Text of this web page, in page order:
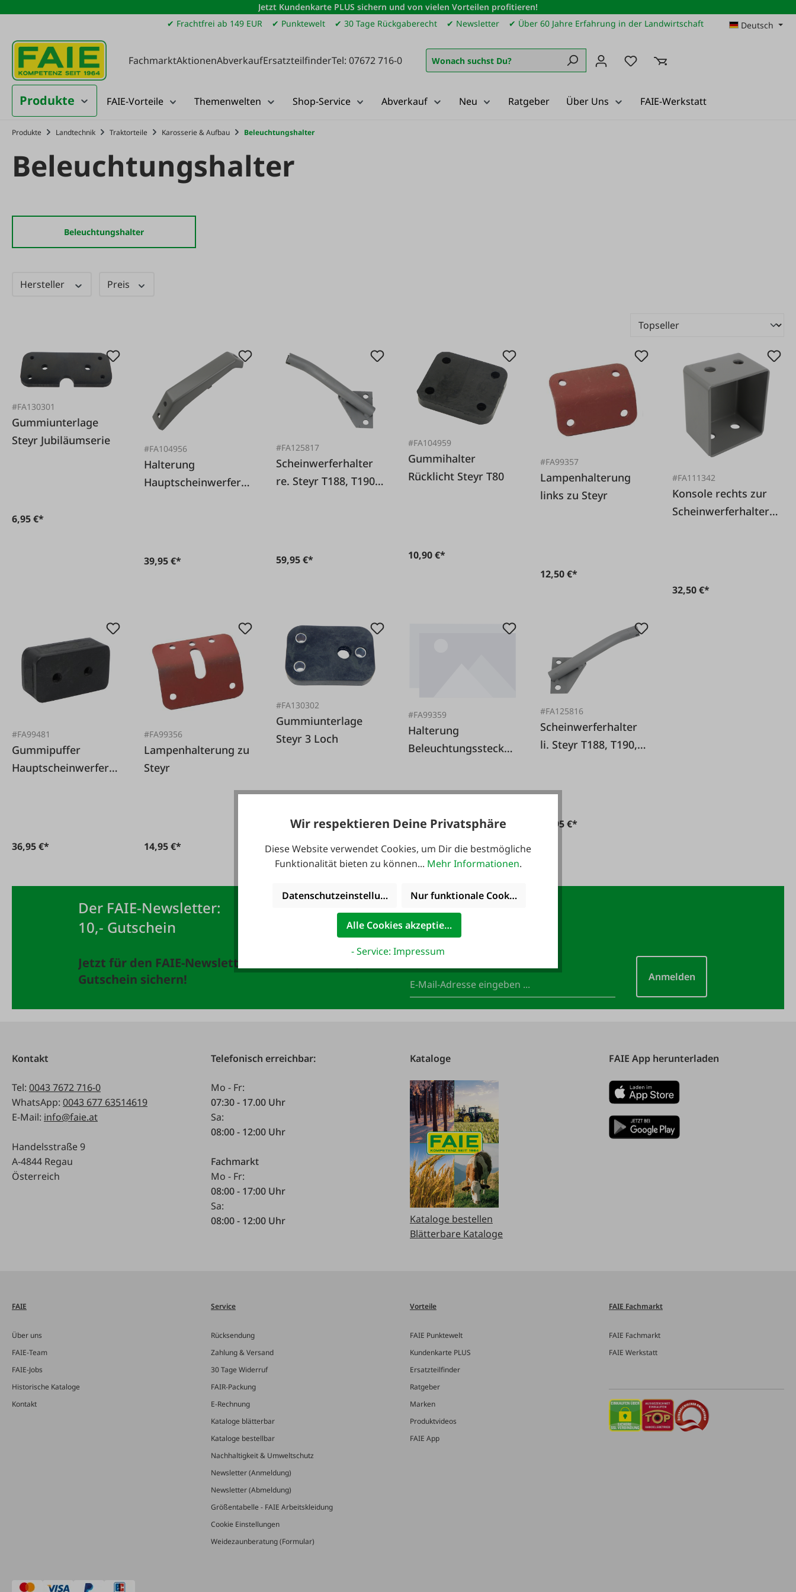
Hauptinhalt springen
Zur Suche springen
Zur Hauptnavigation springen
Jetzt Kundenkarte PLUS sichern und von vielen Vorteilen profitieren!
✔ Frachtfrei ab 149 EUR
✔ Punktewelt ✔ 30 Tage Rückgaberecht ✔ Newsletter ✔ Über 60 Jahre Erfahrung in der Landwirtschaft Deutsch
FachmarktAktionenAbverkaufErsatzteilfinderTel: 07672 716-0 Du hast 0 Produkte auf dem
Produkte FAIE-Vorteile Themenwelten Shop-Service Abverkauf Neu Ratgeber Über Uns FAIE-Werkstatt
Produkte Landtechnik Traktorteile Karosserie & Aufbau Beleuchtungshalter
Beleuchtungshalter
Beleuchtungshalter
Hersteller Preis
#FA130301
Gummiunterlage
Steyr Jubiläumserie
6,95 €*
#FA104956
Halterung
Hauptscheinwerfer
39,95 €*
#FA125817
Scheinwerferhalter
re. Steyr T188, T190,
59,95 €*
#FA104959
Gummihalter
Rücklicht Steyr T80
10,90 €*
#FA99357
Lampenhalterung
links zu Steyr
12,50 €*
#FA111342
Konsole rechts zur
Scheinwerferhalteru
32,50 €*
#FA99481
Gummipuffer
Hauptscheinwerfer
36,95 €*
#FA99356
Lampenhalterung zu
Steyr
14,95 €*
#FA130302
Gummiunterlage
Steyr 3 Loch
7,95 €*
#FA99359
Halterung
Beleuchtungssteckd
29,95 €*
#FA125816
Scheinwerferhalter
li. Steyr T188, T190,
59,95 €*
Der FAIE-Newsletter:
10,- Gutschein
Jetzt für den FAIE-Newsletter anmelden und 10,-
Gutschein sichern!
Anmelden
Kontakt
Tel: 0043 7672 716-0
WhatsApp: 0043 677 63514619
E-Mail: info@faie.at
Handelsstraße 9
A-4844 Regau
Österreich
Telefonisch erreichbar:
Mo - Fr:
07:30 - 17.00 Uhr
Sa:
08:00 - 12:00 Uhr
Fachmarkt
Mo - Fr:
08:00 - 17:00 Uhr
Sa:
08:00 - 12:00 Uhr
Kataloge
Kataloge bestellen
Blätterbare Kataloge
FAIE App herunterladen
FAIE
Über uns
FAIE-Team
FAIE-Jobs
Historische Kataloge
Kontakt
Service
Rücksendung
Zahlung & Versand
30 Tage Widerruf
FAIR-Packung
E-Rechnung
Kataloge blätterbar
Kataloge bestellbar
Nachhaltigkeit & Umweltschutz
Newsletter (Anmeldung)
Newsletter (Abmeldung)
Größentabelle - FAIE Arbeitskleidung
Cookie Einstellungen
Weidezaunberatung (Formular)
Vorteile
FAIE Punktewelt
Kundenkarte PLUS
Ersatzteilfinder
Ratgeber
Marken
Produktvideos
FAIE App
FAIE Fachmarkt
FAIE Fachmarkt
FAIE Werkstatt
Wir respektieren Deine Privatsphäre
Diese Website verwendet Cookies, um Dir die bestmögliche
Funktionalität bieten zu können... Mehr Informationen.
Datenschutzeinstellungen Nur funktionale Cookies akzeptieren
Alle Cookies akzeptieren
- Service: Impressum